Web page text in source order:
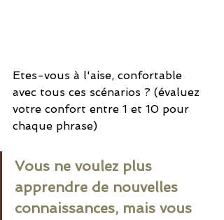
Etes-vous à l'aise, confortable
avec tous ces scénarios ? (évaluez
votre confort entre 1 et 10 pour
chaque phrase)
Vous ne voulez plus
apprendre de nouvelles
connaissances, mais vous